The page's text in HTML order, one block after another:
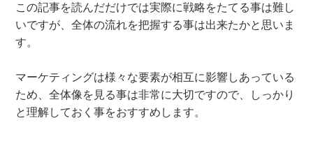
この記事を読んだだけでは実際に戦略をたてる事は難し
いですが、全体の流れを把握する事は出来たかと思いま
す。
マーケティングは様々な要素が相互に影響しあっている
ため、全体像を見る事は非常に大切ですので、しっかり
と理解しておく事をおすすめします。